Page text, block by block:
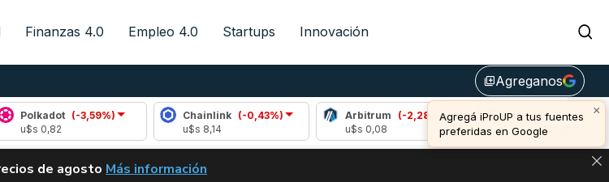
Finanzas 4.0 Empleo 4.0 Startups Innovación
library_addAgreganos
×
Agregá iProUP a tus fuentes
preferidas en Google
(-3,59%)
Chainlink
(-0,43%)
Arbitrum
(-2,28%)
Bitcoin
(-1,19%)
u$s 64.144,00
ALERTA
de agosto VUELVE EL CARRY TRADE DE BITCOIN Y ESTA SEÑAL DEFINE LOS PRECIOS DE
Más información